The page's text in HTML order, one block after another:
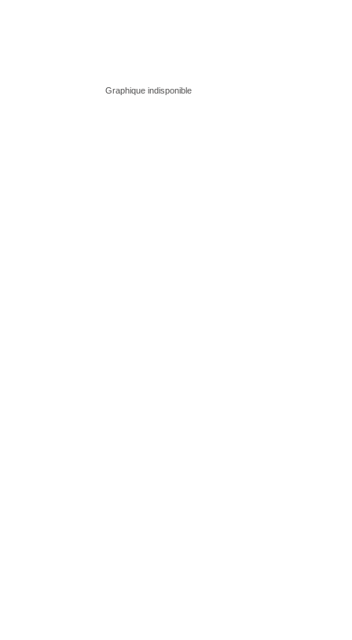
Graphique indisponible